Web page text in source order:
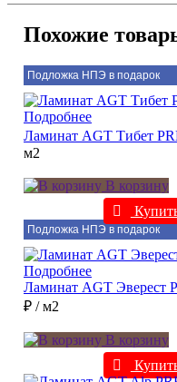
Похожие
Подложка НПЭ в подарок
Подробнее
Ламинат AGT Тибет
м2
В корзину
Подложка НПЭ в подарок
Подробнее
Ламинат AGT Эверест
₽ / м2
В корзину